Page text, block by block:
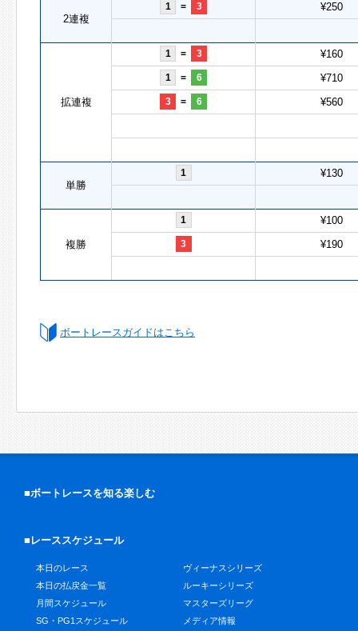
2連複
1 = 3 ¥250
拡連複
1 = 3 ¥160
1 = 6 ¥710
3 = 6 ¥560
単勝
1 ¥130
複勝
1 ¥100
3 ¥190
ボートレースガイドはこちら
■ボートレースを知る楽しむ
■レーススケジュール
本日のレース
本日の払戻金一覧
月間スケジュール
SG・PG1スケジュール
ヴィーナスシリーズ
ルーキーシリーズ
マスターズリーグ
メディア情報